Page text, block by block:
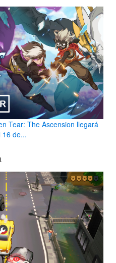
Tear: The Ascension llegará
16 de...